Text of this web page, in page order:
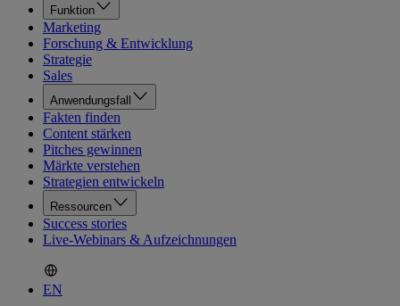
Funktion
Marketing
Forschung & Entwicklung
Strategie
Sales
Anwendungsfall
Fakten finden
Content stärken
Pitches gewinnen
Märkte verstehen
Strategien entwickeln
Ressourcen
Success stories
Live-Webinars & Aufzeichnungen
EN